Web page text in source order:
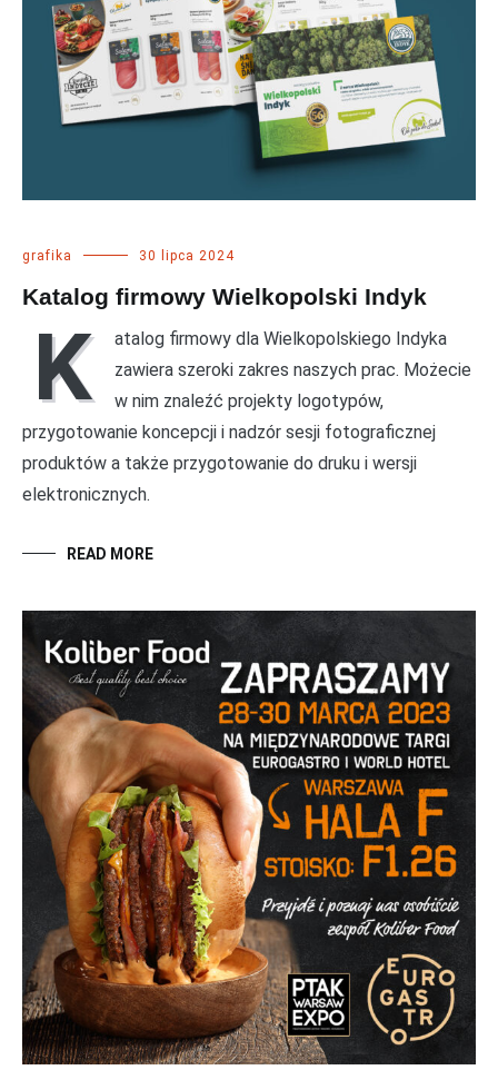
grafika 30 lipca 2024
Katalog firmowy Wielkopolski Indyk
K
atalog firmowy dla Wielkopolskiego Indyka
zawiera szeroki zakres naszych prac. Możecie
w nim znaleźć projekty logotypów,
przygotowanie koncepcji i nadzór sesji fotograficznej
produktów a także przygotowanie do druku i wersji
elektronicznych.
READ MORE